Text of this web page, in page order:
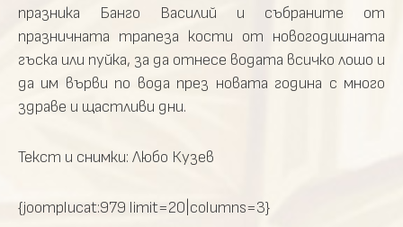
празника Банго Василий и събраните от
празничната трапеза кости от новогодишната
гъска или пуйка, за да отнесе водата всичко лошо и
да им върви по вода през новата година с много
здраве и щастливи дни.
Текст и снимки: Любо Кузев
{joomplucat:979 limit=20|columns=3}